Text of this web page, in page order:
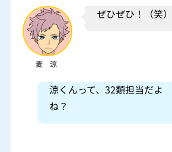
麦 涼
ぜひぜひ！（笑）
涼くんって、32類担当だよ
ね？